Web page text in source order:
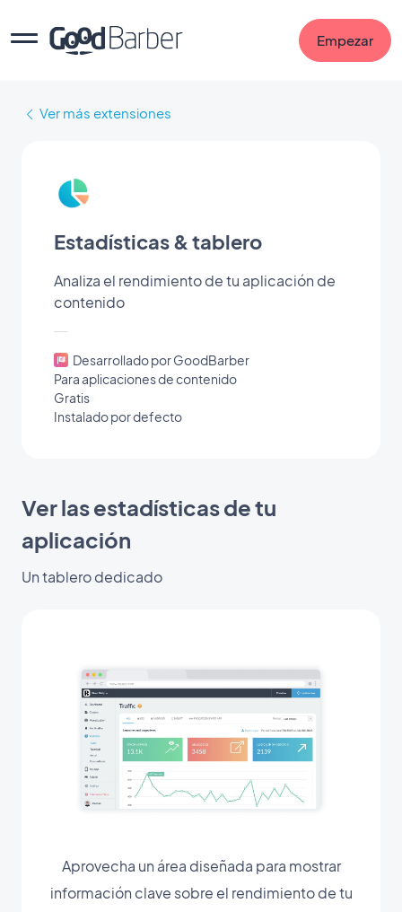
Empezar
Ver más extensiones
Estadísticas & tablero
Analiza el rendimiento de tu aplicación de
contenido
Desarrollado por GoodBarber
Para aplicaciones de contenido
Gratis
Instalado por defecto
Ver las estadísticas de tu
aplicación
Un tablero dedicado
Aprovecha un área diseñada para mostrar
información clave sobre el rendimiento de tu